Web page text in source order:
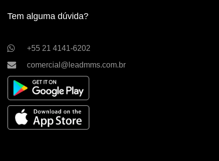
Tem alguma dúvida?
+55 21 4141-6202
comercial@leadmms.com.br